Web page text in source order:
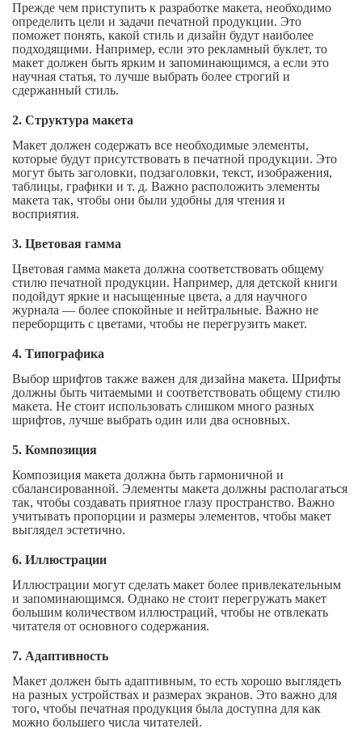
Прежде чем приступить к разработке макета, необходимо
определить цели и задачи печатной продукции. Это
поможет понять, какой стиль и дизайн будут наиболее
подходящими. Например, если это рекламный буклет, то
макет должен быть ярким и запоминающимся, а если это
научная статья, то лучше выбрать более строгий и
сдержанный стиль.
2. Структура макета
Макет должен содержать все необходимые элементы,
которые будут присутствовать в печатной продукции. Это
могут быть заголовки, подзаголовки, текст, изображения,
таблицы, графики и т. д. Важно расположить элементы
макета так, чтобы они были удобны для чтения и
восприятия.
3. Цветовая гамма
Цветовая гамма макета должна соответствовать общему
стилю печатной продукции. Например, для детской книги
подойдут яркие и насыщенные цвета, а для научного
журнала — более спокойные и нейтральные. Важно не
переборщить с цветами, чтобы не перегрузить макет.
4. Типографика
Выбор шрифтов также важен для дизайна макета. Шрифты
должны быть читаемыми и соответствовать общему стилю
макета. Не стоит использовать слишком много разных
шрифтов, лучше выбрать один или два основных.
5. Композиция
Композиция макета должна быть гармоничной и
сбалансированной. Элементы макета должны располагаться
так, чтобы создавать приятное глазу пространство. Важно
учитывать пропорции и размеры элементов, чтобы макет
выглядел эстетично.
6. Иллюстрации
Иллюстрации могут сделать макет более привлекательным
и запоминающимся. Однако не стоит перегружать макет
большим количеством иллюстраций, чтобы не отвлекать
читателя от основного содержания.
7. Адаптивность
Макет должен быть адаптивным, то есть хорошо выглядеть
на разных устройствах и размерах экранов. Это важно для
того, чтобы печатная продукция была доступна для как
можно большего числа читателей.